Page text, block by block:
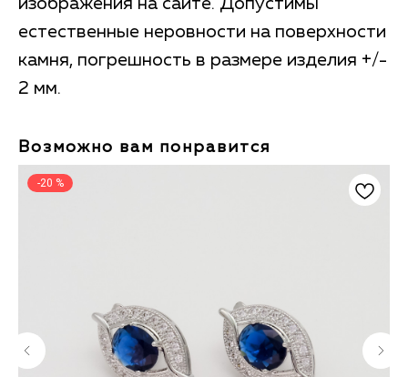
изображения на сайте. Допустимы
естественные неровности на поверхности
камня, погрешность в размере изделия +/-
2 мм.
Возможно вам понравится
-20 %